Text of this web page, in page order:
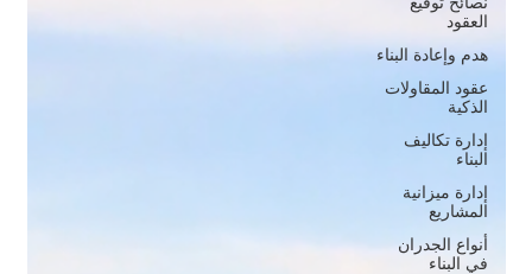
العقود
هدم وإعادة البناء
عقود المقاولات
الذكية
إدارة تكاليف
البناء
إدارة ميزانية
المشاريع
أنواع الجدران
في البناء